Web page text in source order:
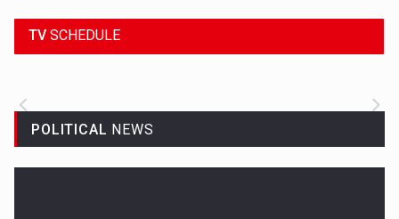
TV SCHEDULE
ALL THE LATEST SPORTS NEWS FROM
POLITICAL NEWS